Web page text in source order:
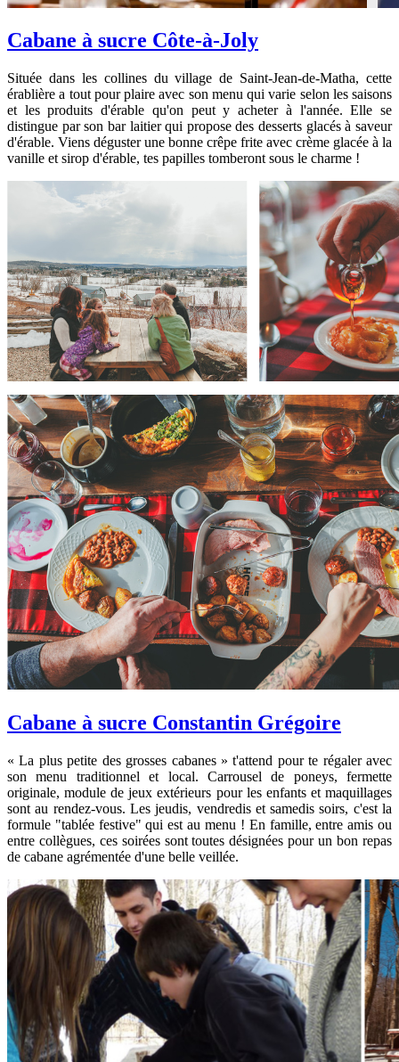
Cabane à sucre Côte-à-Joly
Située dans les collines du village de Saint-Jean-de-Matha, cette
érablière a tout pour plaire avec son menu qui varie selon les saisons
et les produits d'érable qu'on peut y acheter à l'année. Elle se
distingue par son bar laitier qui propose des desserts glacés à saveur
d'érable. Viens déguster une bonne crêpe frite avec crème glacée à la
vanille et sirop d'érable, tes papilles tomberont sous le charme !
Cabane à sucre Constantin Grégoire
« La plus petite des grosses cabanes » t'attend pour te régaler avec
son menu traditionnel et local. Carrousel de poneys, fermette
originale, module de jeux extérieurs pour les enfants et maquillages
sont au rendez-vous. Les jeudis, vendredis et samedis soirs, c'est la
formule "tablée festive" qui est au menu ! En famille, entre amis ou
entre collègues, ces soirées sont toutes désignées pour un bon repas
de cabane agrémentée d'une belle veillée.